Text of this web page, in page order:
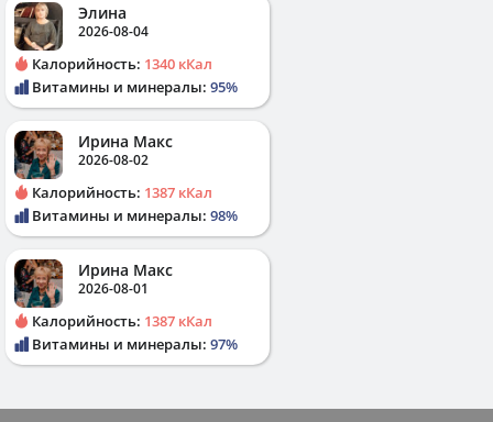
Элина
2026-08-04
Калорийность: 1340 кКал
Витамины и минералы: 95%
Ирина Макс
2026-08-02
Калорийность: 1387 кКал
Витамины и минералы: 98%
Ирина Макс
2026-08-01
Калорийность: 1387 кКал
Витамины и минералы: 97%